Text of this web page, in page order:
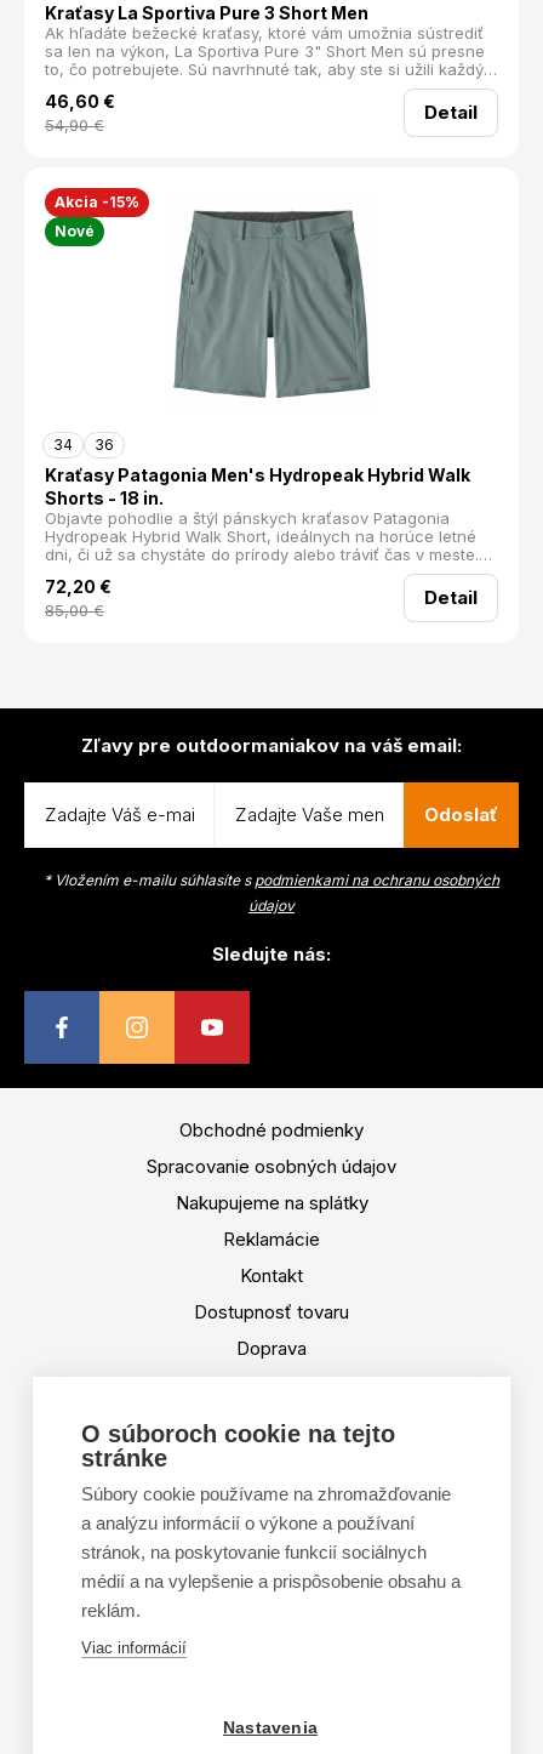
Kraťasy La Sportiva Pure 3 Short Men
Ak hľadáte bežecké kraťasy, ktoré vám umožnia sústrediť
sa len na výkon, La Sportiva Pure 3" Short Men sú presne
to, čo potrebujete. Sú navrhnuté tak, aby ste si užili každý
46,60 €
54,90€
Detail
Akcia -15%
Nové
34 36
Kraťasy Patagonia Men's Hydropeak Hybrid Walk
Shorts - 18 in.
Objavte pohodlie a štýl pánskych kraťasov Patagonia
Hydropeak Hybrid Walk Short, ideálnych na horúce letné
dni, či už sa chystáte do prírody alebo tráviť čas v meste.
Tieto kraťasy sú navrhnuté tak, aby vám poskytli
maximálny komfort a funkčnosť, nech už sa rozhodnete
pre akúkoľvek aktivitu.
72,20 €
85,00€
Detail
Zľavy pre outdoormaniakov na váš email:
Odoslať
* Vložením e-mailu súhlasíte s podmienkami na ochranu osobných
údajov
Sledujte nás:
Obchodné podmienky
Spracovanie osobných údajov
Nakupujeme na splátky
Reklamácie
Kontakt
Dostupnosť tovaru
Doprava
Výmena a vrátenie tovaru
Doporučená dĺžka lyží
Vypaľovanie papúč
Veľkosti skeletu lyžiarok
Platforma na riešenie sporov online (ODR)
Formulár na odstúpenie od zmluvy
O súboroch cookie na tejto
stránke
Súbory cookie používame na zhromažďovanie
a analýzu informácií o výkone a používaní
stránok, na poskytovanie funkcií sociálnych
médií a na vylepšenie a prispôsobenie obsahu a
reklám.
Viac informácií
Nastavenia